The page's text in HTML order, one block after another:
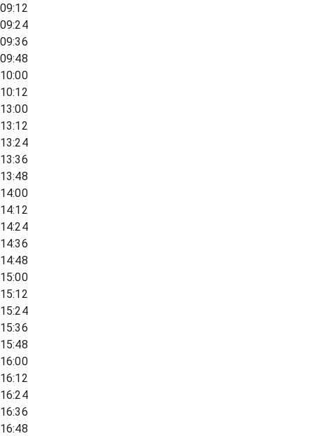
09:12
09:24
09:36
09:48
10:00
10:12
13:00
13:12
13:24
13:36
13:48
14:00
14:12
14:24
14:36
14:48
15:00
15:12
15:24
15:36
15:48
16:00
16:12
16:24
16:36
16:48